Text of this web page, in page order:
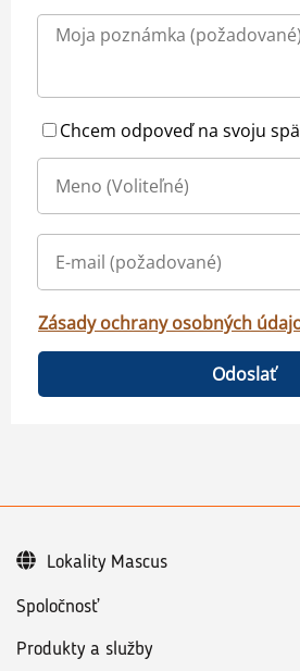
Chcem odpoveď na svoju
Zásady ochrany osobných
Odoslať
Spoločnosť
Produkty a služby
Lokality Mascus